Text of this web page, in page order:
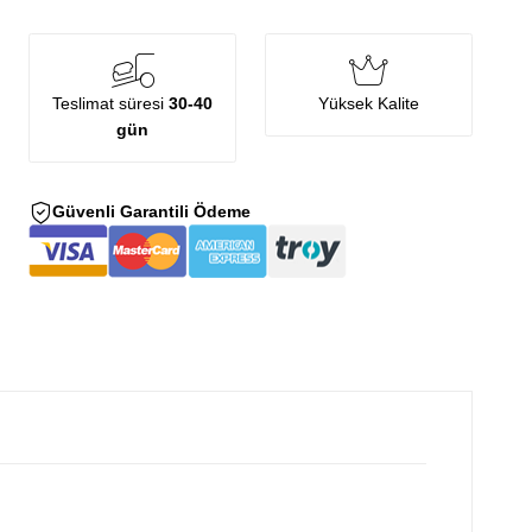
Teslimat süresi30-40
gün
Yüksek Kalite
Güvenli Garantili Ödeme